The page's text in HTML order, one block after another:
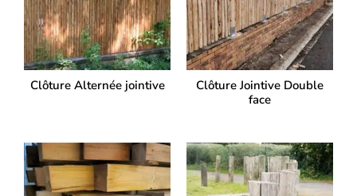
Clôture Alternée jointive
Clôture Jointive Double
face